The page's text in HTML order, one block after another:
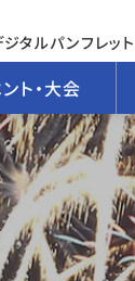
ト・大会
ジタルパンフレット